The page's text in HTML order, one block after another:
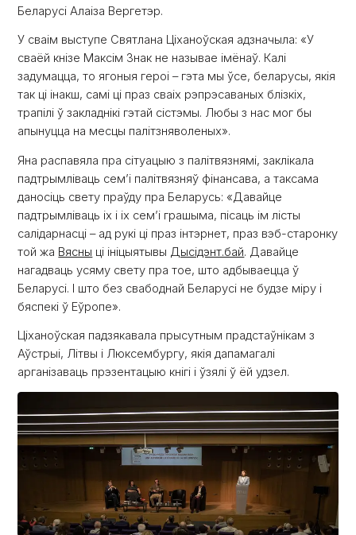
Беларусі Алаіза Вергетэр.
У сваім выступе Святлана Ціханоўская адзначыла: «У
сваёй кнізе Максім Знак не называе імёнаў. Калі
задумацца, то ягоныя героі – гэта мы ўсе, беларусы, якія
так ці інакш, самі ці праз сваіх рэпрэсаваных блізкіх,
трапілі ў закладнікі гэтай сістэмы. Любы з нас мог бы
апынуцца на месцы палітзняволеных».
Яна распавяла пра сітуацыю з палітвязнямі, заклікала
падтрымліваць сем’і палітвязняў фінансава, а таксама
даносіць свету праўду пра Беларусь: «Давайце
падтрымліваць іх і іх сем’і грашыма, пісаць ім лісты
салідарнасці – ад рукі ці праз інтэрнет, праз вэб-старонку
той жа Вясны ці ініцыятывы Дысідэнт.бай. Давайце
нагадваць усяму свету пра тое, што адбываецца ў
Беларусі. І што без свабоднай Беларусі не будзе міру і
бяспекі ў Еўропе».
Ціханоўская падзякавала прысутным прадстаўнікам з
Аўстрыі, Літвы і Люксембургу, якія дапамагалі
арганізаваць прэзентацыю кнігі і ўзялі ў ёй удзел.